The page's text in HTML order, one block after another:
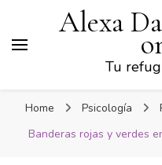
Alexa
Tu
Home Psicología
Banderas rojas y verdes